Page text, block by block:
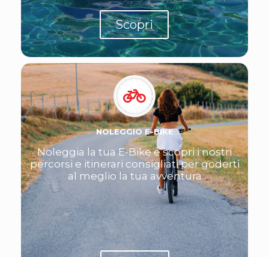
Scopri
NOLEGGIO E-BIKE
Noleggia la tua E-Bike e scopri i nostri
percorsi e itinerari consigliati per goderti
al meglio la tua avventura